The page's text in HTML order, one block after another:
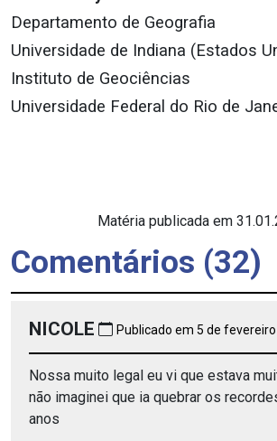
Departamento de Geografia
Universidade de Indiana (Estados
Instituto de Geociências
Universidade Federal do Rio de
Matéria publicada em
Comentários (32)
NICOLE Publicado em 5 de
Nossa muito legal eu vi que estava
não imaginei que ia quebrar os
anos